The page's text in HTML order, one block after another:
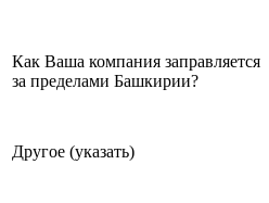
Как Ваша компания заправляется
за пределами Башкирии?
Другое (указать)